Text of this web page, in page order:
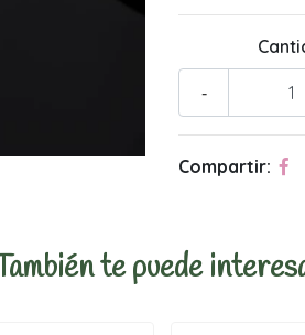
-
Compartir:
te puede